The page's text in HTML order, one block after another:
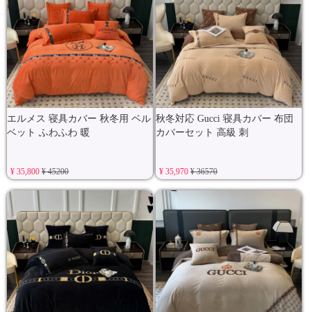
エルメス 寝具カバー 秋冬用 ベル
ベット ふわふわ 暖
¥ 35,800¥ 45200
秋冬対応 Gucci 寝具カバー 布団
カバーセット 高級 刺
¥ 35,970¥ 36570